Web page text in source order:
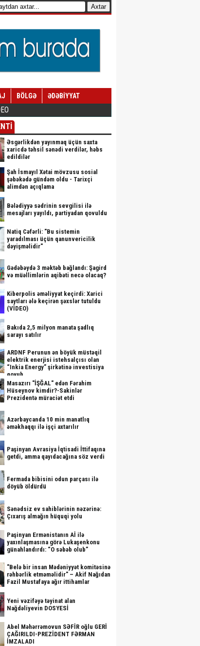
BÖLGƏ ƏDƏBİYYAT
Əsgərlikdən yayınmaq üçün saxta
xaricdə təhsil sənədi verdilər, həbs
edildilər
Şah İsmayıl Xətai mövzusu sosial
şəbəkədə gündəm oldu - Tarixçi
alimdən açıqlama
Bələdiyyə sədrinin sevgilisi ilə
mesajları yayıldı, partiyadan qovuldu
Natiq Cəfərli: "Bu sistemin
yaradılması üçün qanunvericilik
dəyişməlidir"
Gədəbəydə 3 məktəb bağlandı: Şagird
və müəllimlərin aqibəti necə olacaq?
Kiberpolis əməliyyat keçirdi: Xarici
saytları ələ keçirən şəxslər tutuldu
(VİDEO)
Bakıda 2,5 milyon manata şadlıq
sarayı satılır
ARDNF Perunun ən böyük müstəqil
elektrik enerjisi istehsalçısı olan
“Inkia Energy” şirkətinə investisiya
qoyub
Masazırı "İŞĞAL" edən Fərahim
Hüseynov kimdir?-Sakinlər
Prezidentə müraciət etdi
Azərbaycanda 10 min manatlıq
əməkhaqqı ilə işçi axtarılır
Paşinyan Avrasiya İqtisadi İttifaqına
getdi, amma qayıdacağına söz verdi
Fermada bibisini odun parçası ilə
döyüb öldürdü
Sənədsiz ev sahiblərinin nəzərinə:
Çıxarış almağın hüquqi yolu
Paşinyan Ermənistanın Aİ ilə
yaxınlaşmasına görə Lukaşenkonu
günahlandırdı: “O səbəb olub”
"Belə bir insan Mədəniyyət komitəsinə
rəhbərlik etməməlidir" – Akif Nağıdan
Fazil Mustafaya ağır ittihamlar
Yeni vəzifəyə təyinat alan
Nağdəliyevin DOSYESİ
Abel Məhərrəmovun SƏFİR oğlu GERİ
ÇAĞIRILDI-PREZİDENT FƏRMAN
İMZALADI